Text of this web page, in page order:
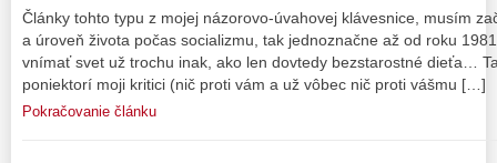
Články tohto typu z mojej názorovo-úvahovej klávesnice, musím
a úroveň života počas socializmu, tak jednoznačne až od roku
vnímať svet už trochu inak, ako len dovtedy bezstarostné dieťa…
poniektorí moji kritici (nič proti vám a už vôbec nič proti vášmu […]
Pokračovanie článku